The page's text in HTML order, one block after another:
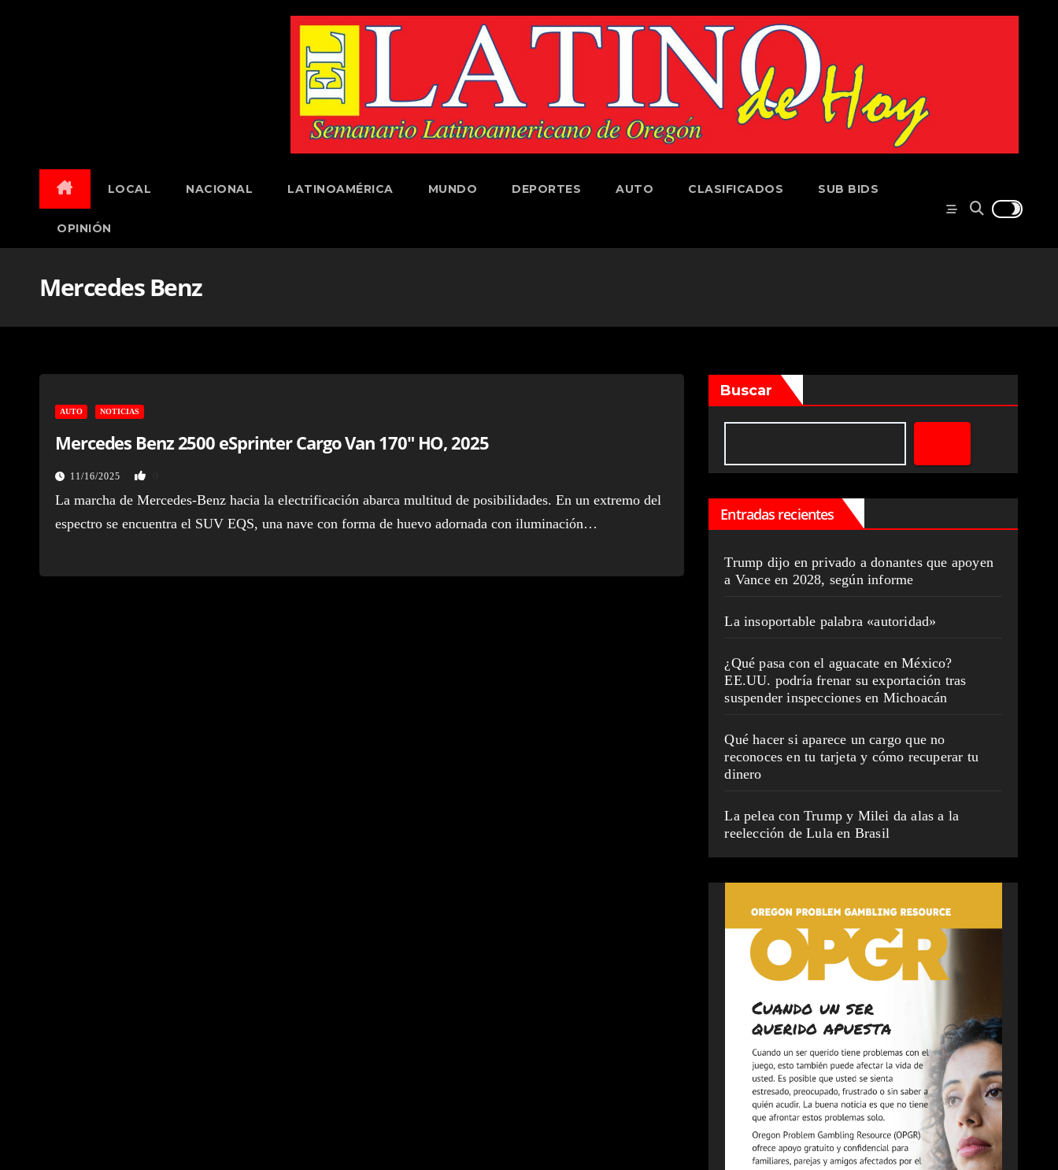
LOCAL NACIONAL LATINOAMÉRICA MUNDO DEPORTES AUTO CLASIFICADOS SUB BIDS
OPINIÓN
Mercedes Benz
AUTO NOTICIAS
Mercedes Benz 2500 eSprinter Cargo Van 170″ HO, 2025
11/16/2025
La marcha de Mercedes-Benz hacia la electrificación abarca multitud de posibilidades. En un extremo del
espectro se encuentra el SUV EQS, una nave con forma de huevo adornada con iluminación…
Buscar
Entradas recientes
Trump dijo en privado a donantes que apoyen
a Vance en 2028, según informe
La insoportable palabra «autoridad»
¿Qué pasa con el aguacate en México?
EE.UU. podría frenar su exportación tras
suspender inspecciones en Michoacán
Qué hacer si aparece un cargo que no
reconoces en tu tarjeta y cómo recuperar tu
dinero
La pelea con Trump y Milei da alas a la
reelección de Lula en Brasil